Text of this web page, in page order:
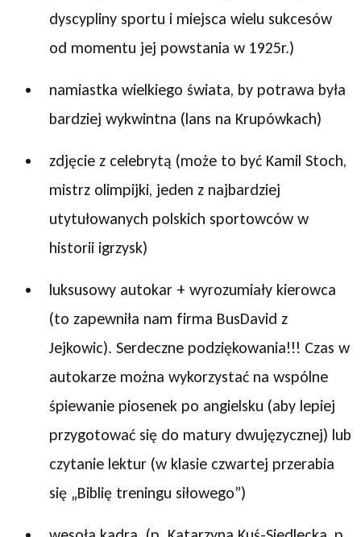
dyscypliny sportu i miejsca wielu sukcesów
od momentu jej powstania w 1925r.)
namiastka wielkiego świata, by potrawa była
bardziej wykwintna (lans na Krupówkach)
zdjęcie z celebrytą (może to być Kamil Stoch,
mistrz olimpijki, jeden z najbardziej
utytułowanych polskich sportowców w
historii igrzysk)
luksusowy autokar + wyrozumiały kierowca
(to zapewniła nam firma BusDavid z
Jejkowic). Serdeczne podziękowania!!! Czas w
autokarze można wykorzystać na wspólne
śpiewanie piosenek po angielsku (aby lepiej
przygotować się do matury dwujęzycznej) lub
czytanie lektur (w klasie czwartej przerabia
się „Biblię treningu siłowego”)